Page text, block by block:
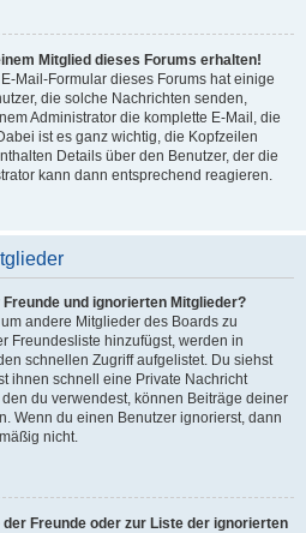
Mitglied dieses Forums erhalten!
Mail-Formular dieses Forums hat einige
die solche Nachrichten senden,
Administrator die komplette E-Mail, die
ist es ganz wichtig, die Kopfzeilen
Details über den Benutzer, der die
kann dann entsprechend reagieren.
und ignorierten Mitglieder?
andere Mitglieder des Boards zu
Freundesliste hinzufügst, werden in
schnellen Zugriff aufgelistet. Du siehst
ihnen schnell eine Private Nachricht
du verwendest, können Beiträge deiner
Wenn du einen Benutzer ignorierst, dann
nicht.
Freunde oder zur Liste der ignorierten